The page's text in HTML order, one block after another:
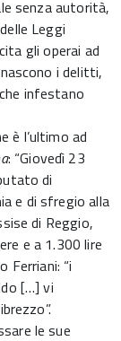
senza autorità,
Leggi
gli operai ad
i delitti,
infestano
è l’ultimo ad
: “Giovedì 23
di
e di sfregio alla
di Reggio,
e a 1.300 lire
Ferriani: “i
[…] vi
le sue